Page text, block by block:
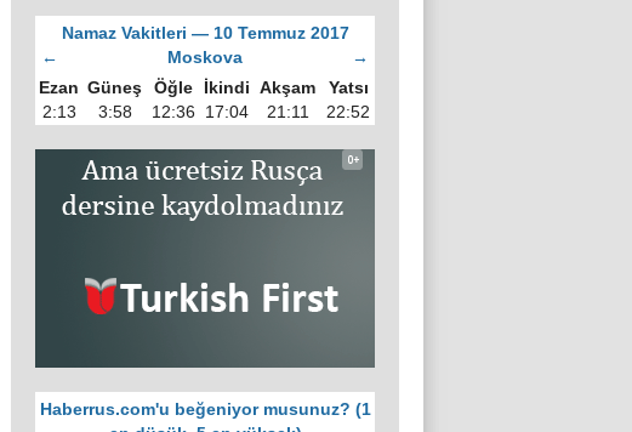
Namaz Vakitleri — 10 Temmuz 2017
←
Moskova
→
Ezan Güneş Öğle İkindi Akşam
Yatsı
2:13
3:58 12:36 17:04 21:11 22:52
Haberrus.com'u beğeniyor musunuz? (1